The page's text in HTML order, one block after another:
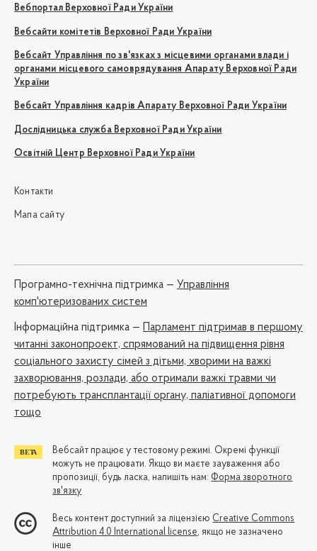
Вебпортал Верховної Ради України
Вебсайти комітетів Верховної Ради України
Вебсайт Управління по зв'язках з місцевими органами влади і
органами місцевого самоврядування Апарату Верховної Ради
України
Вебсайт Управління кадрів Апарату Верховної Ради України
Дослідницька служба Верховної Ради України
Освітній Центр Верховної Ради України
Контакти
Мапа сайту
Програмно-технічна підтримка — Управління
комп'ютеризованих систем
Iнформаційна підтримка — Парламент підтримав в першому
читанні законопроект, спрямований на підвищення рівня
соціального захисту сімей з дітьми, хворими на важкі
захворювання, розлади, або отримали важкі травми чи
потребують трансплантації органу, паліативної допомоги
тощо
Вебсайт працює у тестовому режимі. Окремі функції
можуть не працювати. Якщо ви маєте зауваження або
пропозиції, будь ласка, напишіть нам: Форма зворотного
зв'язку
Весь контент доступний за ліцензією Creative Commons
Attribution 4.0 International license, якщо не зазначено
інше